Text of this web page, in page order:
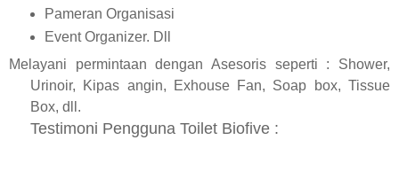
Pameran Organisasi
Event Organizer. Dll
Melayani permintaan dengan Asesoris seperti : Shower,
Urinoir, Kipas angin, Exhouse Fan, Soap box, Tissue
Box, dll.
Testimoni Pengguna Toilet Biofive :